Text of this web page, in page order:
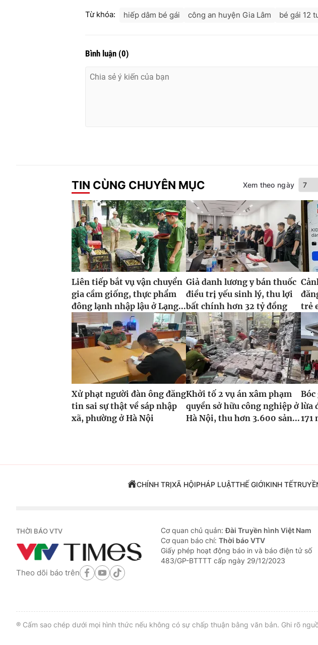
Từ khóa: hiếp dâm bé gái công an huyện Gia Lâm bé gái 12
Bình luận (0)
TIN CÙNG CHUYÊN MỤC Xem theo ngày
Liên tiếp bắt vụ vận chuyển
gia cầm giống, thực phẩm
đông lạnh nhập lậu ở Lạng...
Giả danh lương y bán thuốc
điều trị yếu sinh lý, thu lợi
bất chính hơn 32 tỷ đồng
trẻ
Xử phạt người đàn ông đăng
tin sai sự thật về sáp nhập
xã, phường ở Hà Nội
Khởi tố 2 vụ án xâm phạm
quyền sở hữu công nghiệp ở
Hà Nội, thu hơn 3.600 sản...
lừa
171
CHÍNH TRỊXÃ HỘIPHÁP LUẬTTHẾ GIỚIKINH TẾ
THỜI BÁO VTV
Theo dõi báo trên
Cơ quan chủ quản:Đài Truyền hình Việt Nam
Cơ quan báo chí: Thời báo VTV
Giấy phép hoạt động báo in và báo điện tử số
483/GP-BTTTT cấp ngày 29/12/2023
® Cấm sao chép dưới mọi hình thức nếu không có sự chấp thuận bằng văn bản. Ghi rõ